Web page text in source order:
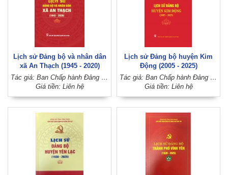
Lịch sử Đảng bộ và nhân dân
xã An Thạch (1945 - 2020)
Tác giả: Ban Chấp hành Đảng bộ xã An Thạch (Đảng bộ huyện Tuy An, tỉnh Phú Yên)
Giá tiền: Liên hệ
Lịch sử Đảng bộ huyện Kim
Động (2005 - 2025)
Tác giả: Ban Chấp hành Đảng bộ huyện Kim Động (Đảng bộ tỉnh Hưng Yên)
Giá tiền: Liên hệ